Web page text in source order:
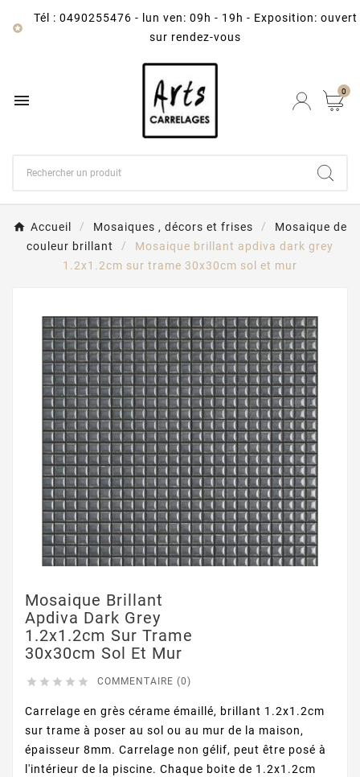

Tél : 0490255476 -
lun ven: 09h - 19h - Exposition: ouvert
sur rendez-vous
 0
Accueil Mosaiques , décors et frises
Mosaique de
couleur brillant
Mosaique brillant apdiva dark grey
1.2x1.2cm sur trame 30x30cm sol et mur
Mosaique Brillant
Apdiva Dark Grey
1.2x1.2cm Sur Trame
30x30cm Sol Et Mur
     COMMENTAIRE (0)
Carrelage en grès cérame émaillé, brillant 1.2x1.2cm
sur trame à poser au sol ou au mur de la maison,
épaisseur 8mm. Carrelage non gélif, peut être posé à
l'intérieur de la piscine. Chaque boite de 1.2x1.2cm